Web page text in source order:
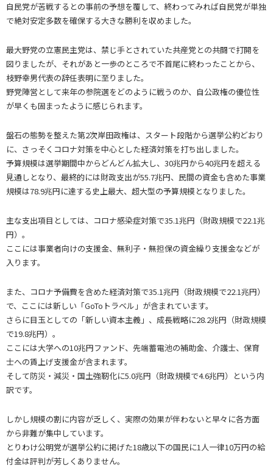
自民党が苦戦するとの事前の予想を覆して、終わってみれば自民党が単独
で絶対安定多数を確保する大きな勝利を収めました。
最大野党の立憲民主党は、禁じ手とされていた共産党との共闘で打開を
図りましたが、それがあと一歩のところで不首尾に終わったことから、
枝野幸男代表の辞任表明に至りました。
野党陣営として来年の参院選をどのように戦うのか、自公政権の優位性
が早くも固まったように感じられます。
盤石の態勢を整えた第2次岸田政権は、スタート段階から選挙公約どおり
に、さっそくコロナ対策を中心とした経済対策を打ち出しました。
予算規模は選挙期間中からどんどん拡大し、30兆円から40兆円を超える
見通しとなり、最終的には財政支出が55.7兆円、民間の資金も含めた事業
規模は78.9兆円に達する史上最大、超大型の予算規模となりました。
主な支出項目としては、コロナ感染症対策で35.1兆円（財政規模で22.1兆
円）。
ここには事業者向けの支援金、無利子・無担保の資金繰り支援金などが
入ります。
また、コロナ予備費を含めた経済対策で35.1兆円（財政規模で22.1兆円）
で、ここには新しい「GoToトラベル」が含まれています。
さらに目玉としての「新しい資本主義」、成長戦略に28.2兆円（財政規模
で19.8兆円）。
ここには大学への10兆円ファンド、先端蓄電池の補助金、介護士、保育
士への賃上げ支援金が含まれます。
そして防災・減災・国土強靭化に5.0兆円（財政規模で4.6兆円）という内
訳です。
しかし規模の割に内容が乏しく、実際の効果が伴わないと早々に各方面
から非難が集中しています。
とりわけ公明党が選挙公約に掲げた18歳以下の国民に1人一律10万円の給
付金は評判が芳しくありません。